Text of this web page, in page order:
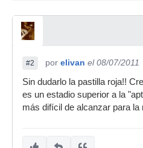
#2 por elivan el 08/07/2011
Sin dudarlo la pastilla roja!!
es un estadio superior a la
más difícil de alcanzar para la